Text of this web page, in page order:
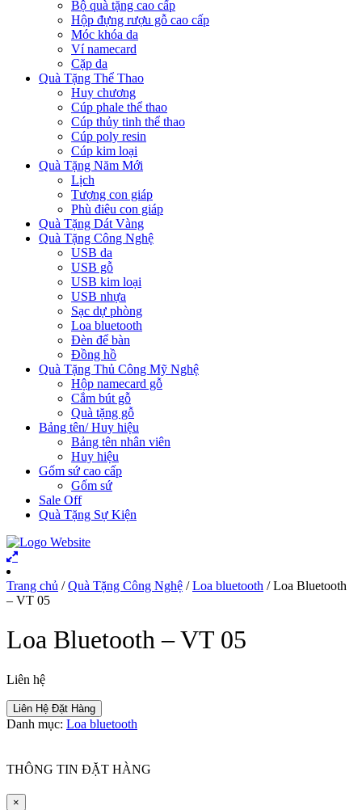
Bộ quà tặng cao cấp
Hộp đựng rượu gỗ cao cấp
Móc khóa da
Ví namecard
Cặp da
Quà Tặng Thể Thao
Huy chương
Cúp phale thể thao
Cúp thủy tinh thể thao
Cúp poly resin
Cúp kim loại
Quà Tặng Năm Mới
Lịch
Tượng con giáp
Phù điêu con giáp
Quà Tặng Dát Vàng
Quà Tặng Công Nghệ
USB da
USB gỗ
USB kim loại
USB nhựa
Sạc dự phòng
Loa bluetooth
Đèn để bàn
Đồng hồ
Quà Tặng Thủ Công Mỹ Nghệ
Hộp namecard gỗ
Cắm bút gỗ
Quà tặng gỗ
Bảng tên/ Huy hiệu
Bảng tên nhân viên
Huy hiệu
Gốm sứ cao cấp
Gốm sứ
Sale Off
Quà Tặng Sự Kiện
Trang chủ /Quà Tặng Công Nghệ /Loa bluetooth / Loa Bluetooth
– VT 05
Loa Bluetooth – VT 05
Liên hệ
Liên Hệ Đặt Hàng
Danh mục: Loa bluetooth
THÔNG TIN ĐẶT HÀNG
×